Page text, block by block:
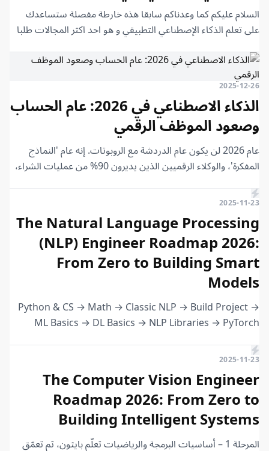
السلام عليكم كما وعدناكم سابقا هذه خارطة مفصلة ستساعدك
على تعلم الذكاء الإصطناعي التطبيقي و هو احد اكثر المجالات طلبا
2025-12-26
الذكاء الاصطناعي في 2026: عام الحساب
وصعود الموظف الرقمي
عام 2026 لن يكون عام الدردشة مع الروبوتات. إنه عام 'النماذج
المفكرة'، والوكلاء الرقميين الذين يديرون 90% من عمليات الشراء،
2025-11-23
The Natural Language Processing
(NLP) Engineer Roadmap 2026:
From Zero to Building Smart
Models
Python & CS → Math → Classic NLP → Build Project →
ML Basics → DL Basics → NLP Libraries → PyTorch
Architectures → Build Project → MLOps → Final Project
2025-11-23
The Computer Vision Engineer
Roadmap 2026: From Zero to
Building Intelligent Systems
المرحلة 1 – أساسيات البرمجة والرياضيات تعلّم بايثون، ثم تعمّق